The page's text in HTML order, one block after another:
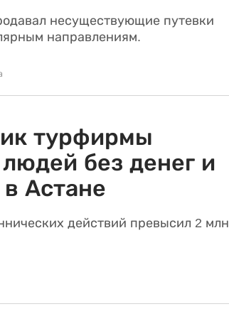
несуществующие путевки
направлениям.
турфирмы
без денег и
Астане
действий превысил 2 млн